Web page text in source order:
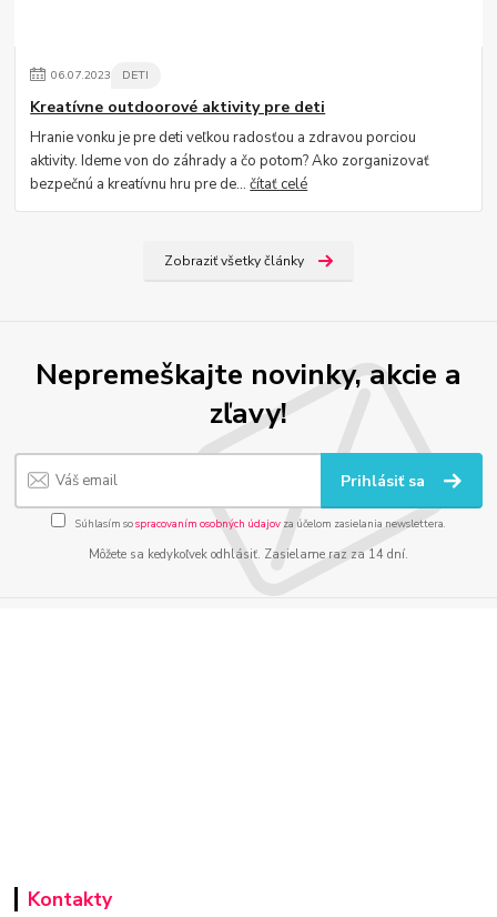
06.07.2023 DETI
Kreatívne outdoorové aktivity pre deti
Hranie vonku je pre deti veľkou radosťou a zdravou porciou
aktivity. Ideme von do záhrady a čo potom? Ako zorganizovať
bezpečnú a kreatívnu hru pre de...čítať celé
Zobraziť všetky články
Nepremeškajte novinky, akcie a
zľavy!
Prihlásiť sa
Súhlasím sospracovaním osobných údajov za účelom zasielania newslettera.
Môžete sa kedykoľvek odhlásiť. Zasielame raz za 14 dní.
Kontakty